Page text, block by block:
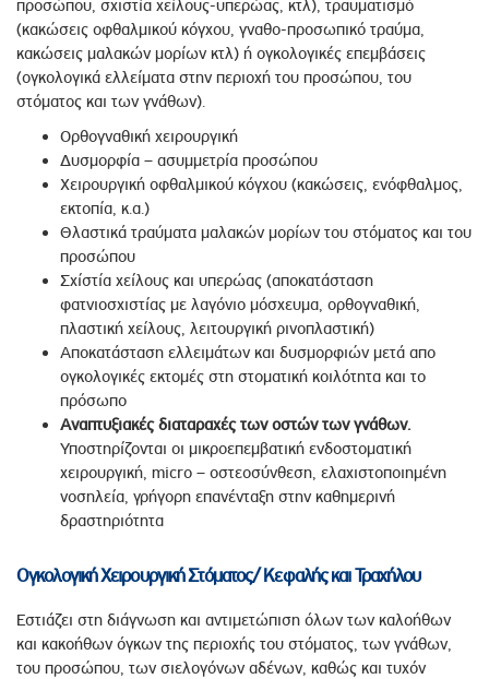
προσώπου, σχιστία χείλους-υπερώας, κτλ), τραυματισμό
(κακώσεις οφθαλμικού κόγχου, γναθο-προσωπικό τραύμα,
κακώσεις μαλακών μορίων κτλ) ή ογκολογικές επεμβάσεις
(ογκολογικά ελλείματα στην περιοχή του προσώπου, του
στόματος και των γνάθων).
Ορθογναθική χειρουργική
Δυσμορφία – ασυμμετρία προσώπου
Χειρουργική οφθαλμικού κόγχου (κακώσεις, ενόφθαλμος,
εκτοπία, κ.α.)
Θλαστικά τραύματα μαλακών μορίων του στόματος και του
προσώπου
Σχίστία χείλους και υπερώας (αποκατάσταση
φατνιοσχιστίας με λαγόνιο μόσχευμα, ορθογναθική,
πλαστική χείλους, λειτουργική ρινοπλαστική)
Αποκατάσταση ελλειμάτων και δυσμορφιών μετά απο
ογκολογικές εκτομές στη στοματική κοιλότητα και το
πρόσωπο
Αναπτυξιακές διαταραχές των οστών των γνάθων.
Υποστηρίζονται οι μικροεπεμβατική ενδοστοματική
χειρουργική, micro – οστεοσύνθεση, ελαχιστοποιημένη
νοσηλεία, γρήγορη επανένταξη στην καθημερινή
δραστηριότητα
Ογκολογική Χειρουργική Στόματος/ Κεφαλής και Τραχήλου
Εστιάζει στη διάγνωση και αντιμετώπιση όλων των καλοήθων
και κακοήθων όγκων της περιοχής του στόματος, των γνάθων,
του προσώπου, των σιελογόνων αδένων, καθώς και τυχόν